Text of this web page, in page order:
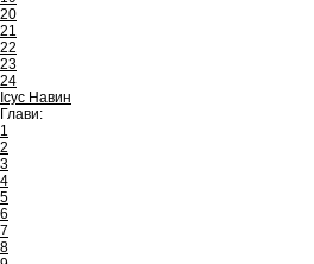
20
21
22
23
24
Ісус Навин
Глави:
1
2
3
4
5
6
7
8